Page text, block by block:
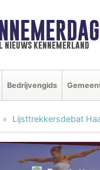
nieuws kennemerland
Bedrijvengids
Lijsttrekkersdebat